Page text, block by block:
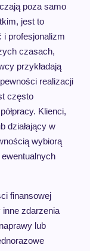
poza samo
jest to
i profesjonalizm
czasach,
przykładają
realizacji
często
Klienci,
działający w
wybiorą
finansowej
zdarzenia
lub